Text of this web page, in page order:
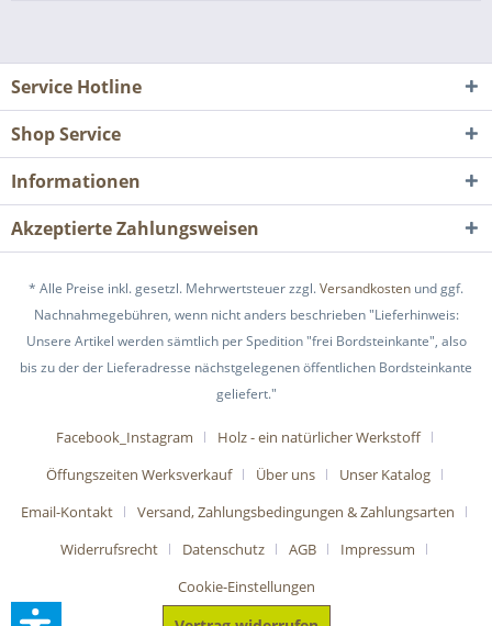
Service Hotline
Shop Service
Informationen
Akzeptierte Zahlungsweisen
* Alle Preise inkl. gesetzl. Mehrwertsteuer zzgl.Versandkosten und ggf.
Nachnahmegebühren, wenn nicht anders beschrieben "Lieferhinweis:
Unsere Artikel werden sämtlich per Spedition "frei Bordsteinkante", also
bis zu der der Lieferadresse nächstgelegenen öffentlichen Bordsteinkante
geliefert."
Facebook_Instagram
Holz - ein natürlicher Werkstoff
Öffungszeiten Werksverkauf
Über uns
Unser Katalog
Email-Kontakt
Versand, Zahlungsbedingungen & Zahlungsarten
Widerrufsrecht
Datenschutz AGB
Impressum
Cookie-Einstellungen